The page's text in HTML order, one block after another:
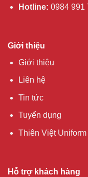
Hotline: 0984 991
Giới thiệu
Giới thiệu
Liên hệ
Tin tức
Tuyển dụng
Thiên Việt Uniform
Hỗ trợ khách hàng